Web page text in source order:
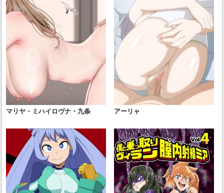
マリヤ・ミハイロヴナ・九条 アーリャ